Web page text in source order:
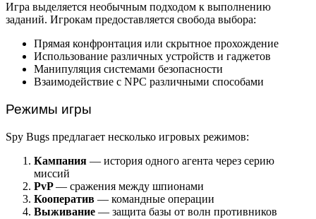
Игра выделяется необычным подходом к выполнению
заданий. Игрокам предоставляется свобода выбора:
Прямая конфронтация или скрытное прохождение
Использование различных устройств и гаджетов
Манипуляция системами безопасности
Взаимодействие с NPC различными способами
Режимы игры
Spy Bugs предлагает несколько игровых режимов:
Кампания — история одного агента через серию
миссий
PvP— сражения между шпионами
Кооператив — командные операции
Выживание — защита базы от волн противников